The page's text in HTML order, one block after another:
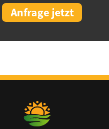
Anfrage jetzt